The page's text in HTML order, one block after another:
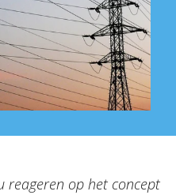
reageren op het concept